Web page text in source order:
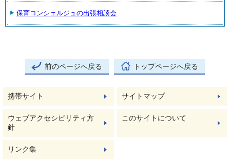
保育コンシェルジュの出張相談会
前のページへ戻る トップページへ戻る
携帯サイト サイトマップ
ウェブアクセシビリティ方
針
このサイトについて
リンク集